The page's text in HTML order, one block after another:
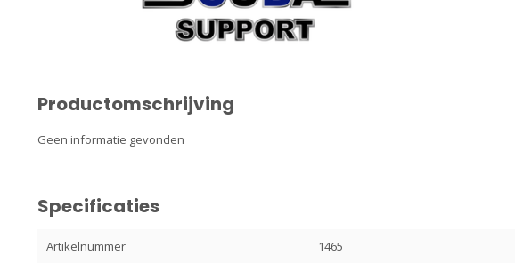
Productomschrijving
Geen informatie gevonden
Specificaties
Artikelnummer 1465